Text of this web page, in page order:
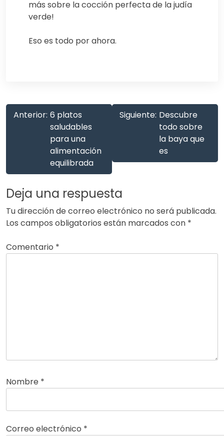
más sobre la cocción perfecta de la judía
verde!
Eso es todo por ahora.
Anterior: 6 platos
saludables
para una
alimentación
equilibrada
Siguiente: Descubre
todo sobre
la baya que
es
Deja una respuesta
Tu dirección de correo electrónico no será publicada.
Los campos obligatorios están marcados con *
Comentario *
Nombre *
Correo electrónico *